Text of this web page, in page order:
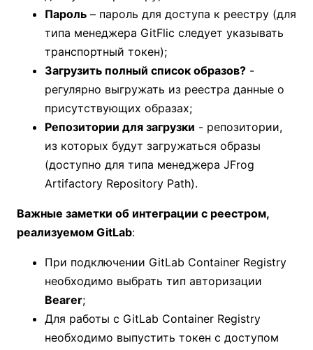
Пароль – пароль для доступа к реестру (для
типа менеджера GitFlic следует указывать
транспортный токен);
Загрузить полный список образов? -
регулярно выгружать из реестра данные о
присутствующих образах;
Репозитории для загрузки - репозитории,
из которых будут загружаться образы
(доступно для типа менеджера JFrog
Artifactory Repository Path).
Важные заметки об интеграции с реестром,
реализуемом GitLab:
При подключении GitLab Container Registry
необходимо выбрать тип авторизации
Bearer;
Для работы с GitLab Container Registry
необходимо выпустить токен с доступом